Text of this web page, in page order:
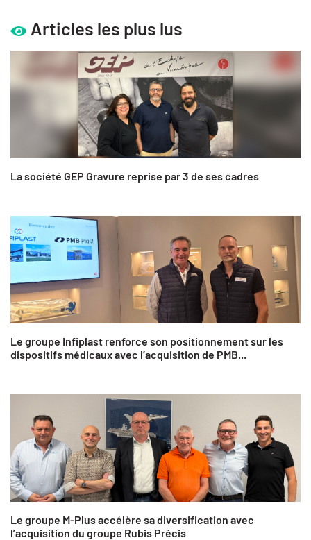
Articles les plus lus
La société GEP Gravure reprise par 3 de ses cadres
Le groupe Infiplast renforce son positionnement sur les
dispositifs médicaux avec l’acquisition de PMB...
Le groupe M-Plus accélère sa diversification avec
l’acquisition du groupe Rubis Précis